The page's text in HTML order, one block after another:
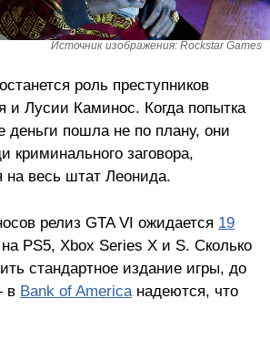
Источник изображения: Rockstar Games
роль преступников
Лусии Каминос. Когда попытка
деньги пошла не по плану, они
криминального заговора,
на весь штат Леонида.
релиз GTA VI ожидается 19
PS5, Xbox Series X и S. Сколько
стандартное издание игры, до
в Bank of Americaнадеются, что